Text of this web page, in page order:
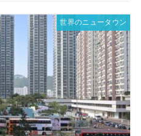
世界のニュータウン